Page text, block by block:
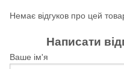
Немає відгуков про цей
Написати
Ваше ім'я